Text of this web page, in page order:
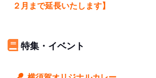
２月まで延長いたします】
特集・イベント